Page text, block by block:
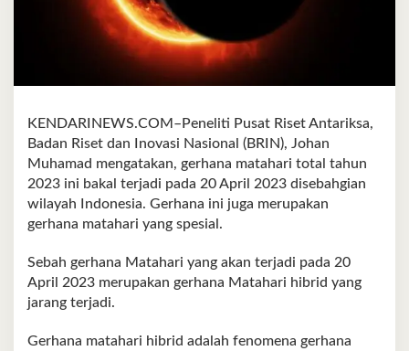
KENDARINEWS.COM–Peneliti Pusat Riset Antariksa,
Badan Riset dan Inovasi Nasional (BRIN), Johan
Muhamad mengatakan, gerhana matahari total tahun
2023 ini bakal terjadi pada 20 April 2023 disebahgian
wilayah Indonesia. Gerhana ini juga merupakan
gerhana matahari yang spesial.
Sebah gerhana Matahari yang akan terjadi pada 20
April 2023 merupakan gerhana Matahari hibrid yang
jarang terjadi.
Gerhana matahari hibrid adalah fenomena gerhana